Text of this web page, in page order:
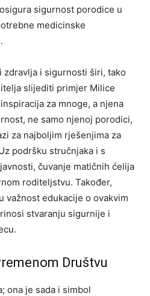
sigurnost porodice u
medicinske
zdravlja i sigurnosti širi, tako
slijediti primjer Milice
za mnoge, a njena
ne samo njenoj porodici,
za najboljim rješenjima za
podršku stručnjaka i s
čuvanje matičnih ćelija
roditeljstvu. Također,
važnost edukacije o ovakvim
stvaranju sigurnije i
Društvu
ona je sada i simbol